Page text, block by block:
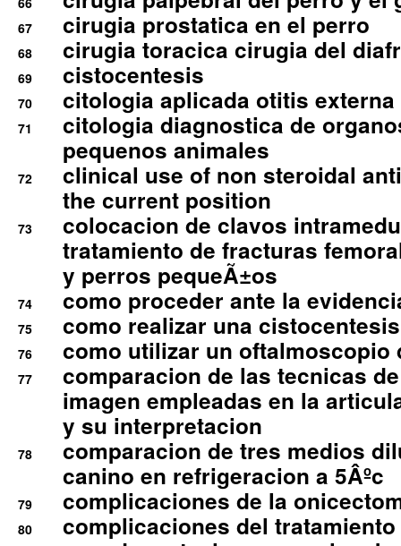
67 cirugia prostatica en el perro
68 cirugia toracica cirugia del
69 cistocentesis
70 citologia aplicada otitis externa
71
citologia diagnostica de
pequenos animales
72
clinical use of non steroidal
the current position
73
colocacion de clavos
tratamiento de fracturas
y perros pequeÃ±os
74 como proceder ante la
75 como realizar una
76 como utilizar un oftalmoscopio
77
comparacion de las tecnicas
imagen empleadas en la
y su interpretacion
78
comparacion de tres medios
canino en refrigeracion a 5Âºc
79 complicaciones de la
80
complicaciones del